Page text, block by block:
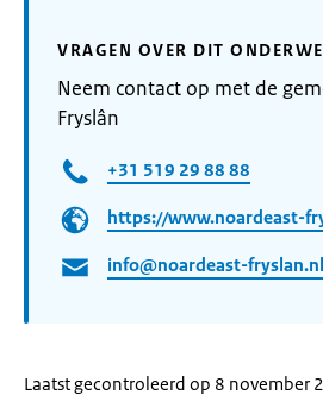
VRAGEN OVER DIT
Neem contact op met de
Fryslân
+31 519 29 88 88
https://www.noardeast-
info@noardeast-fryslan.nl
Laatst gecontroleerd op 8 november